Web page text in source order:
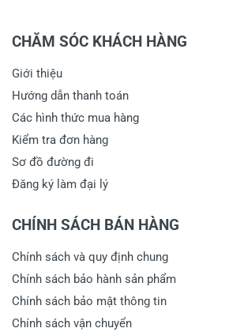
CHĂM SÓC KHÁCH HÀNG
Giới thiệu
Hướng dẫn thanh toán
Các hình thức mua hàng
Kiểm tra đơn hàng
Sơ đồ đường đi
Đăng ký làm đại lý
CHÍNH SÁCH BÁN HÀNG
Chính sách và quy định chung
Chính sách bảo hành sản phẩm
Chính sách bảo mật thông tin
Chính sách vận chuyển